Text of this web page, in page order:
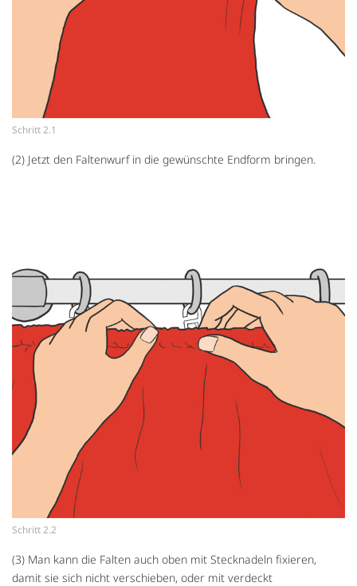
Schritt 2.1
(2) Jetzt den Faltenwurf in die gewünschte Endform bringen.
Schritt 2.2
(3) Man kann die Falten auch oben mit Stecknadeln fixieren,
damit sie sich nicht verschieben, oder mit verdeckt